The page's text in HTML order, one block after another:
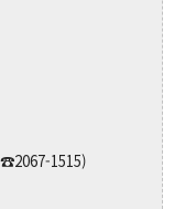
1515)